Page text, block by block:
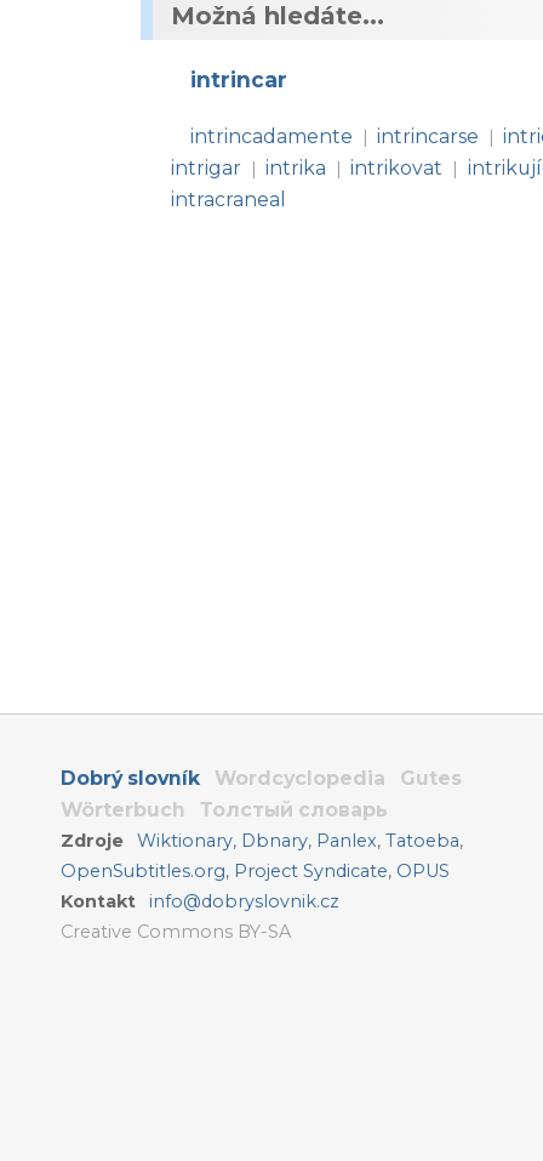
Možná hledáte...
intrincar
intrincadamente | intrincarse |
intrigar
| intrika | intrikovat |
intracraneal
Dobrý slovník Wordcyclopedia
Gutes
Wörterbuch
Толстый словарь
Zdroje Wiktionary, Dbnary, Panlex,Tatoeba,
OpenSubtitles.org, Project Syndicate, OPUS
Kontakt
info@dobryslovnik.cz
Creative Commons BY-SA